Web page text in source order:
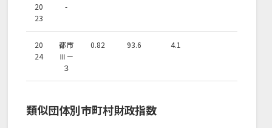
20
23
-
20
24
都市
Ⅲ－
３
0.82 93.6 4.1
類似団体別市町村財政指数